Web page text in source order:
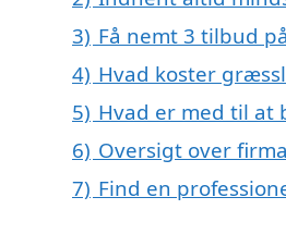
3) Få nemt 3 tilbud
4) Hvad koster
5) Hvad er med til at
6) Oversigt over
7) Find en